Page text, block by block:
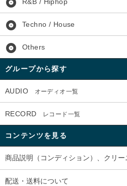
album R&B / Hiphop
album Techno / House
album Others
グループから探す
AUDIO オーディオ一覧
RECORD レコード一覧
コンテンツを見る
商品説明（コンディション）、クリ
配送・送料について